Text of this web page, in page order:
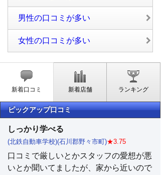
男性の口コミが多い
女性の口コミが多い
新着口コミ 新着店舗 ランキング
ピックアップ口コミ
しっかり学べる
(北鉄自動車学校)(石川郡野々市町)★3.75
口コミで厳しいとかスタッフの愛想が悪
いとか聞いてましたが、家から近いので